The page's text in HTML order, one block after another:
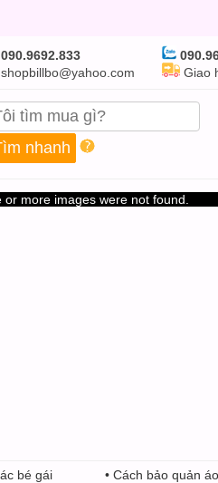
090.9692.833
shopbillbo@yahoo.com
Giao
more images were not found.
bé gái
• Cách bảo quản